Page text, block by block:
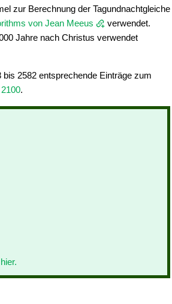
zur Berechnung der Tagundnachtgleiche
von Jean Meeus
verwendet.
Jahre nach Christus verwendet
2582 entsprechende Einträge zum
.